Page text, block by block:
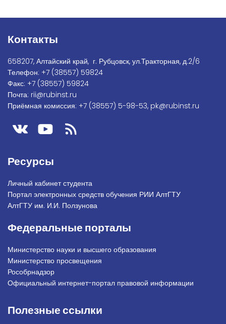
Контакты
658207, Алтайский край, г. Рубцовск, ул.Тракторная, д.2/6
Телефон: +7 (38557) 59824
Факс: +7 (38557) 59824
Почта: rii@rubinst.ru
Приёмная комиссия: +7 (38557) 5-98-53, pk@rubinst.ru
Ресурсы
Личный кабинет студента
Портал электронных средств обучения РИИ АлтГТУ
АлтГТУ им. И.И. Ползунова
Федеральные порталы
Министерство науки и высшего образования
Министерство просвещения
Рособрнадзор
Официальный интернет-портал правовой информации
Полезные ссылки